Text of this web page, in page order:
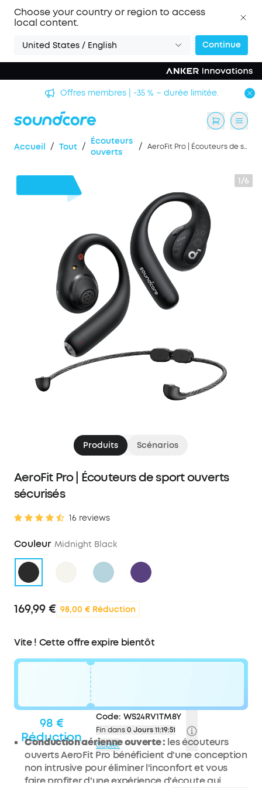
Choose your country or region to access
local content.
United States / English Continue
Offres membres | -35 % – durée limitée.
Accueil / Tout / Écouteurs
ouverts
/ AeroFit Pro | Écouteurs de sport ouverts sécurisés
1/6
Produits Scénarios
AeroFit Pro | Écouteurs de sport ouverts
sécurisés
16 reviews
Couleur Midnight Black
169,99 € 98,00 € Réduction
Vite ! Cette offre expire bientôt
98 €
Réduction
Code: WS24RV1TM8Y
Fin dans0 Jours 11:19:50
Copier
Conduction aérienne ouverte : les écouteurs
ouverts AeroFit Pro bénéficient d'une conception
non intrusive pour éliminer l'inconfort et vous
faire profiter d'une expérience d'écoute qui